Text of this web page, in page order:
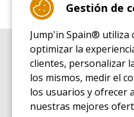
GUÍA DE COMPRA
Guía de compra para las camas
GUÍA DE INSTALACIÓN
Guía de montaje para la cama
GUÍA DE MANTENIMIENTO
Gestión de
Jump'in Spain® utiliza
optimizar la
clientes, personalizar
los mismos, medir el
los usuarios y ofrecer
nuestras mejores